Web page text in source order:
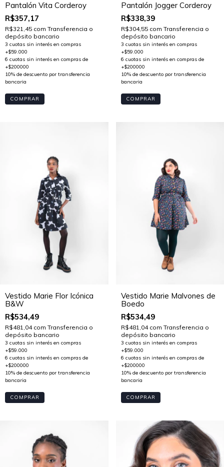
Pantalón Vita Corderoy
R$357,17
R$321,45 com Transferencia o
depósito bancario
COMPRAR
Pantalón Jogger Corderoy
R$338,39
R$304,55 com Transferencia o
depósito bancario
COMPRAR
Vestido Marie Flor Icónica
B&W
R$534,49
R$481,04 com Transferencia o
depósito bancario
COMPRAR
Vestido Marie Malvones de
Boedo
R$534,49
R$481,04 com Transferencia o
depósito bancario
COMPRAR